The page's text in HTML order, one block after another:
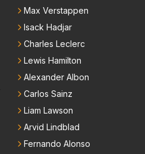
Max Verstappen
Isack Hadjar
Charles Leclerc
Lewis Hamilton
Alexander Albon
Carlos Sainz
Liam Lawson
Arvid Lindblad
Fernando Alonso